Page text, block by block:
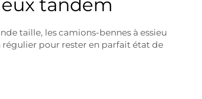
tandem
taille, les camions-bennes à essieu
pour rester en parfait état de